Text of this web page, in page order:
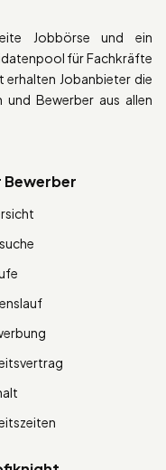
Jobbörse und ein
für Fachkräfte
erhalten Jobanbieter die
und Bewerber aus allen
Bewerber